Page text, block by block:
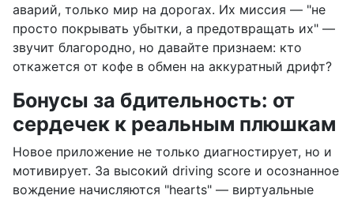
аварий, только мир на дорогах. Их миссия — "не
просто покрывать убытки, а предотвращать их" —
звучит благородно, но давайте признаем: кто
откажется от кофе в обмен на аккуратный дрифт?
Бонусы за бдительность: от
сердечек к реальным плюшкам
Новое приложение не только диагностирует, но и
мотивирует. За высокий driving score и осознанное
вождение начисляются "hearts" — виртуальные